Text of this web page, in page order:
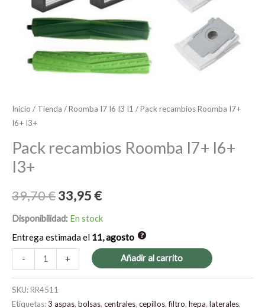
Inicio / Tienda /Roomba I7 I6 I3 I1 / Pack recambios Roomba I7+
I6+ I3+
Pack recambios Roomba I7+ I6+
I3+
39,70€33,95€
Disponibilidad: En stock
Entrega estimada el 11, agosto
- + Añadir al carrito
SKU:RR4511
Etiquetas:3 aspas, bolsas, centrales, cepillos,filtro, hepa, laterales,